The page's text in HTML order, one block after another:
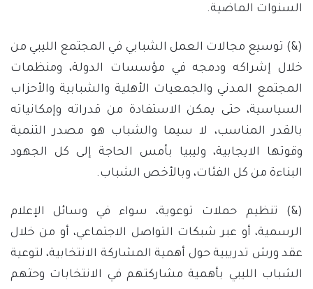
السنوات الماضية.
(&) توسيع مجالات العمل الشبابي في المجتمع الليبي من
خلال إشراكه ودمجه في مؤسسات الدولة، ومنظمات
المجتمع المدني والجمعيات الأهلية والشبابية والأحزاب
السياسية، حتى يمكن الاستفادة من قدراته وإمكانياته
بالقدر المناسب، لا سيما والشباب هو مصدر التنمية
وقوتها الايجابية، وليبيا بأمس الحاجة إلى كل الجهود
البناءة من كل الفئات، وبالأخص الشباب.
(&) تنظيم حملات توعوية، سواء في وسائل الإعلام
الرسمية، أو عبر شبكات التواصل الاجتماعي، أو من خلال
عقد ورش تدريبية حول أهمية المشاركة الانتخابية، لتوعية
الشباب الليبي بأهمية مشاركتهم في الانتخابات وحثهم